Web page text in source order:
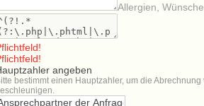
Allergien, Wünsche
angeben
bestimmt einen Hauptzahler, um die Abrechnung